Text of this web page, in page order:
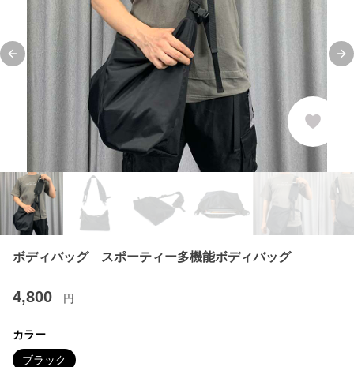
Previous slide
ボディバッグ スポーティー多機能ボディバッグ
4,800 円
カラー
ブラック